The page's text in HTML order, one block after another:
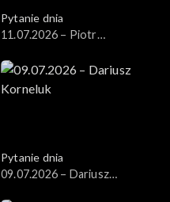
Pytanie dnia
11.07.2026 – Piotr
Pytanie dnia
09.07.2026 – Dariusz